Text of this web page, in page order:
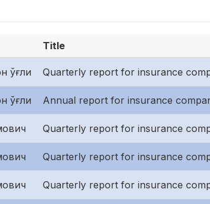
Title
ўғли Quarterly report for insurance
ўғли Annual report for insurance
Quarterly report for insurance
Quarterly report for insurance
Quarterly report for insurance